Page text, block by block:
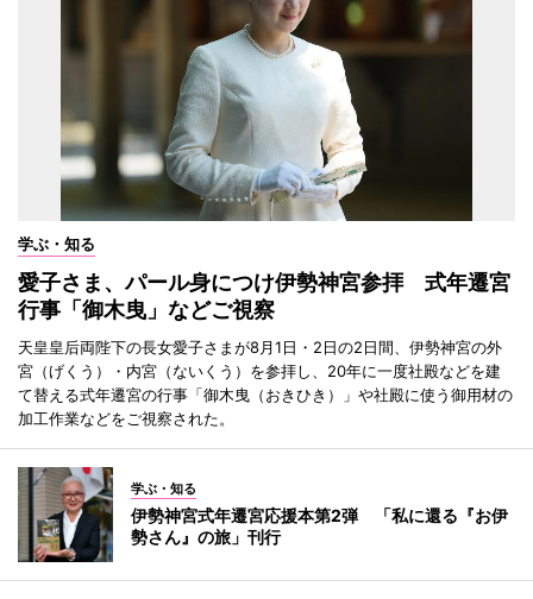
学ぶ・知る
愛子さま、パール身につけ伊勢神宮参拝 式年遷宮
行事「御木曳」などご視察
天皇皇后両陛下の長女愛子さまが8月1日・2日の2日間、伊勢神宮の外
宮（げくう）・内宮（ないくう）を参拝し、20年に一度社殿などを建
て替える式年遷宮の行事「御木曳（おきひき）」や社殿に使う御用材の
加工作業などをご視察された。
学ぶ・知る
伊勢神宮式年遷宮応援本第2弾 「私に還る『お伊
勢さん』の旅」刊行